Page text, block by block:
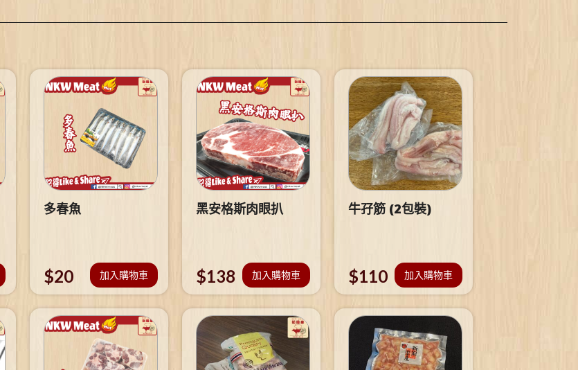
多春魚
$20 加入購物車
黑安格斯肉眼扒
$138 加入購物車
牛孖筋 (2包裝)
$110 加入購物車